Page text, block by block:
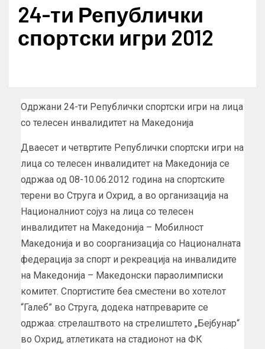
24-ти Републички
спортски игри 2012
Одржани 24-ти Републички спортски игри на лица
со телесен инвалидитет на Македонија
Дваесет и четвртите Републички спортски игри на
лица со телесен инвалидитет на Македонија се
одржаа од 08-10.06.2012 година на спортските
терени во Струга и Охрид, а во организација на
Националниот сојуз на лица со телесен
инвалидитет на Македонија – Мобилност
Македонија и во соорганизација со Националната
федерација за спорт и рекреација на инвалидите
на Македонија – Македонски параолимписки
комитет. Спортистите беа сместени во хотелот
“Галеб” во Струга, додека натпреварите се
одржаа: стрелаштвото на стрелиштето „Бејбунар“
во Охрид, атлетиката на стадионот на ФК